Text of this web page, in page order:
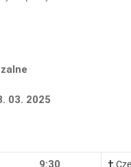
03. 2025
9:30 †